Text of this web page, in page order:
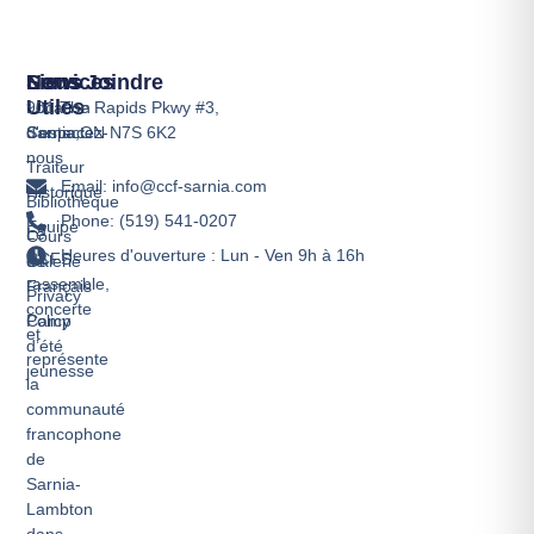
Le
CCFS
rassemble,
concerte
et
représente
la
communauté
francophone
de
Sarnia-
Lambton
Services
Location
d'espace
Traiteur
Bibliothèque
Cours
de
Français
Camp
d’été
jeunesse
Liens
Utiles
Contactez-
nous
Historique
Équipe
Galerie
Privacy
Policy
Nous Joindre
901 The Rapids Pkwy #3,
Sarnia,ON N7S 6K2
Email: info@ccf-sarnia.com
Phone: (519) 541-0207
Heures d'ouverture : Lun - Ven 9h à 16h